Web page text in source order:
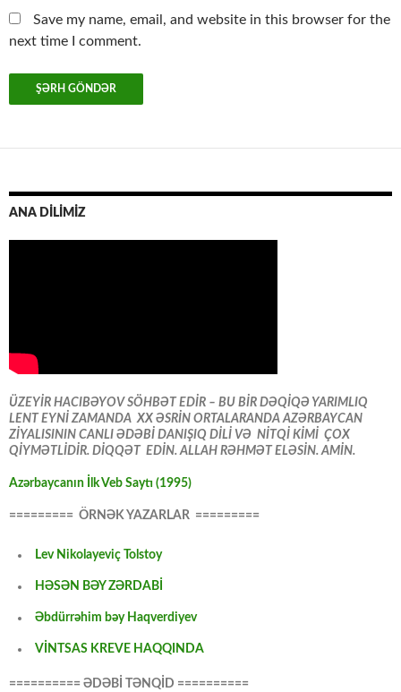
Save my name, email, and website in this browser for the
next time I comment.
ANA DİLİMİZ
ÜZEYİR HACIBƏYOV SÖHBƏT EDİR – BU BİR DƏQİQƏ YARIMLIQ
LENT EYNİ ZAMANDA XX ƏSRİN ORTALARANDA AZƏRBAYCAN
ZİYALISININ CANLI ƏDƏBİ DANIŞIQ DİLİ VƏ NİTQİ KİMİ ÇOX
QİYMƏTLİDİR. DİQQƏT EDİN. ALLAH RƏHMƏT ELƏSİN. AMİN.
Azərbaycanın İlk Veb Saytı (1995)
========= ÖRNƏK YAZARLAR =========
Lev Nikolayeviç Tolstoy
HƏSƏN BƏY ZƏRDABİ
Əbdürrəhim bəy Haqverdiyev
VİNTSAS KREVE HAQQINDA
========== ƏDƏBİ TƏNQİD ==========